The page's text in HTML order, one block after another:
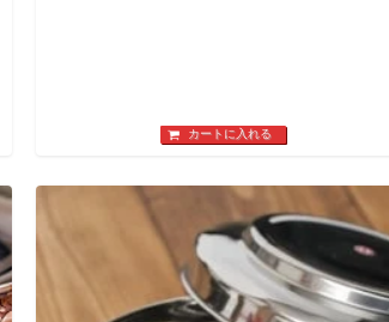
カートに入れる